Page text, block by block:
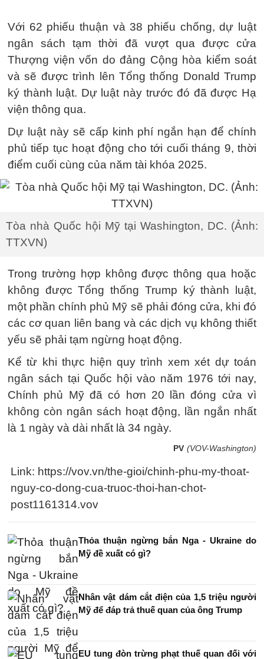
Với 62 phiếu thuận và 38 phiếu chống, dự luật
ngân sách tạm thời đã vượt qua được cửa
Thượng viện vốn do đảng Cộng hòa kiểm soát
và sẽ được trình lên Tổng thống Donald Trump
ký thành luật. Dự luật này trước đó đã được Hạ
viện thông qua.
Dự luật này sẽ cấp kinh phí ngắn hạn để chính
phủ tiếp tục hoạt động cho tới cuối tháng 9, thời
điểm cuối cùng của năm tài khóa 2025.
Tòa nhà Quốc hội Mỹ tại Washington, DC. (Ảnh:
TTXVN)
Trong trường hợp không được thông qua hoặc
không được Tổng thống Trump ký thành luật,
một phần chính phủ Mỹ sẽ phải đóng cửa, khi đó
các cơ quan liên bang và các dịch vụ không thiết
yếu sẽ phải tạm ngừng hoạt động.
Kể từ khi thực hiện quy trình xem xét dự toán
ngân sách tại Quốc hội vào năm 1976 tới nay,
Chính phủ Mỹ đã có hơn 20 lần đóng cửa vì
không còn ngân sách hoạt động, lần ngắn nhất
là 1 ngày và dài nhất là 34 ngày.
PV (VOV-Washington)
Link: https://vov.vn/the-gioi/chinh-phu-my-thoat-
nguy-co-dong-cua-truoc-thoi-han-chot-
post1161314.vov
Thỏa thuận ngừng bắn Nga - Ukraine do
Mỹ đề xuất có gì?
Nhân vật dám cắt điện của 1,5 triệu người
Mỹ để đáp trả thuế quan của ông Trump
EU tung đòn trừng phạt thuế quan đối với